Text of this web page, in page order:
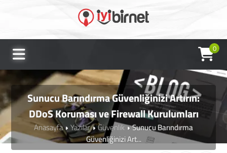
0
Sunucu Barındırma Güvenliğinizi Artırın:
DDoS Koruması ve Firewall Kurulumları
Anasayfa Yazılar Güvenlik
Sunucu Barındırma
Güvenliğinizi Art...